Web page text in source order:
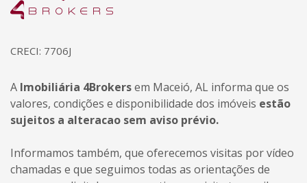
CRECI: 7706J
A Imobiliária 4Brokersem Maceió, AL informa que os
valores, condições e disponibilidade dos imóveis estão
sujeitos a alteracao sem aviso prévio.
Informamos também, que oferecemos visitas por vídeo
chamadas e que seguimos todas as orientações de